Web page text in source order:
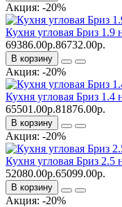
Акция: -20%
Кухня угловая Бриз 1.9
69386.00р.86732.00р.
В корзину
Акция: -20%
Кухня угловая Бриз 1.4
65501.00р.81876.00р.
В корзину
Акция: -20%
Кухня угловая Бриз 2.5
52080.00р.65099.00р.
В корзину
Акция: -20%